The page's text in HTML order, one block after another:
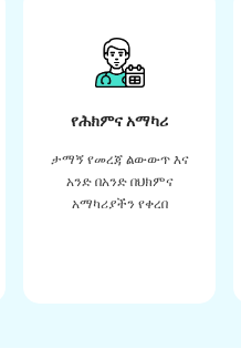
የሕክምና አማካሪ
ታማኝ የመረጃ ልውውጥ እና
አንድ በአንድ በህክምና
አማካሪያችን የቀረበ